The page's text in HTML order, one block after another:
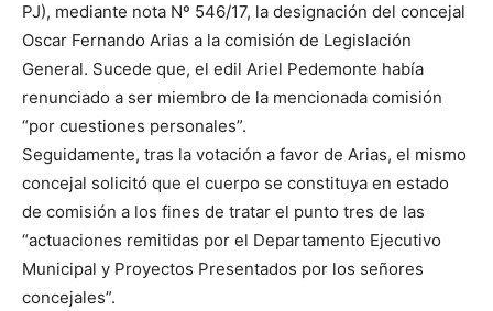
PJ), mediante nota Nº 546/17, la designación del concejal
Oscar Fernando Arias a la comisión de Legislación
General. Sucede que, el edil Ariel Pedemonte había
renunciado a ser miembro de la mencionada comisión
“por cuestiones personales”.
Seguidamente, tras la votación a favor de Arias, el mismo
concejal solicitó que el cuerpo se constituya en estado
de comisión a los fines de tratar el punto tres de las
“actuaciones remitidas por el Departamento Ejecutivo
Municipal y Proyectos Presentados por los señores
concejales”.